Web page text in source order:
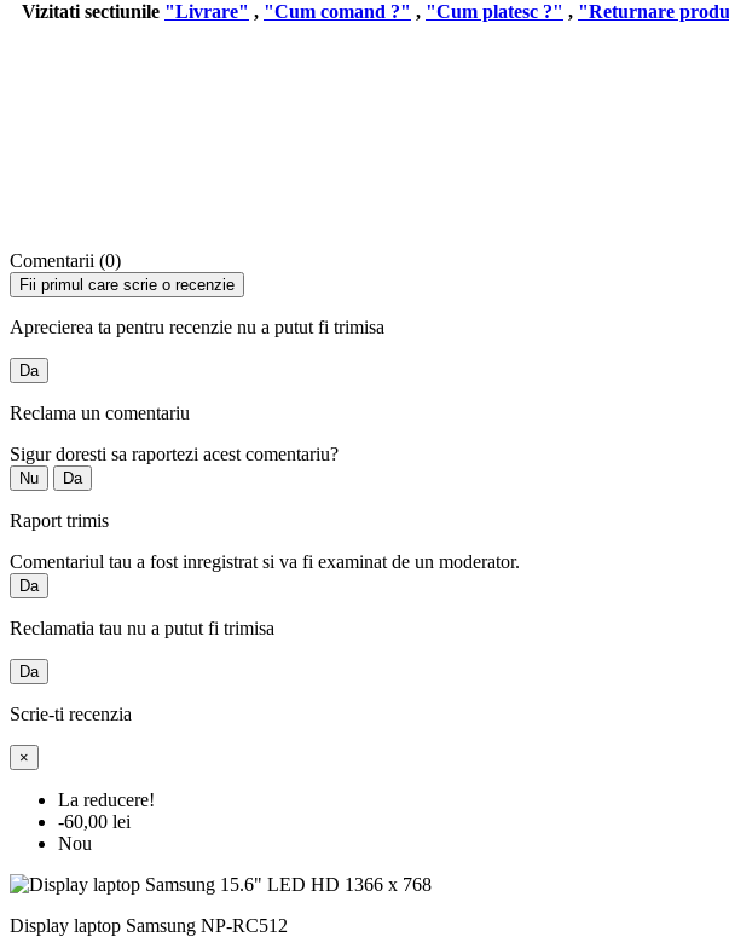
Vizitati sectiunile "Livrare" , "Cum comand ?" , "Cum platesc ?" , "Returnare
Comentarii (0)
Fii primul care scrie o recenzie
Aprecierea ta pentru recenzie nu a putut fi trimisa
Da
Reclama un comentariu
Sigur doresti sa raportezi acest comentariu?
Nu Da
Raport trimis
Comentariul tau a fost inregistrat si va fi examinat de un moderator.
Da
Reclamatia tau nu a putut fi trimisa
Da
Scrie-ti recenzia
×
La reducere!
-60,00 lei
Nou
Display laptop Samsung NP-RC512